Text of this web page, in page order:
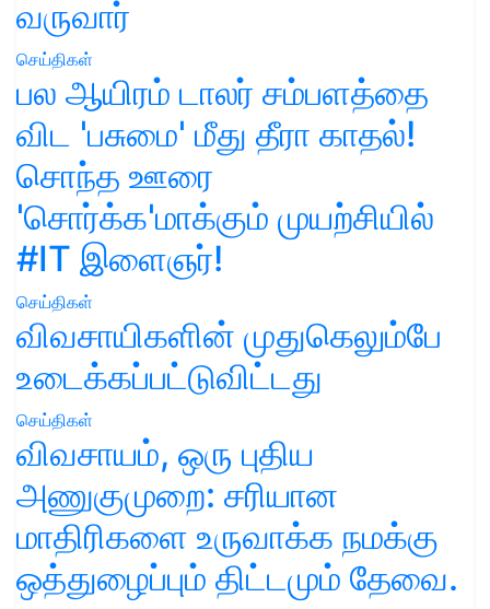
வருவார்
செய்திகள்
பல ஆயிரம் டாலர் சம்பளத்தை
விட 'பசுமை' மீது தீரா காதல்!
சொந்த ஊரை
'சொர்க்க'மாக்கும் முயற்சியில்
#IT இளைஞர்!
செய்திகள்
விவசாயிகளின் முதுகெலும்பே
உடைக்கப்பட்டுவிட்டது
செய்திகள்
விவசாயம், ஒரு புதிய
அணுகுமுறை: சரியான
மாதிரிகளை உருவாக்க நமக்கு
ஒத்துழைப்பும் திட்டமும் தேவை.